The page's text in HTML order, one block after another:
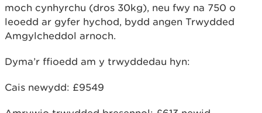
moch cynhyrchu (dros 30kg), neu fwy na 750 o
leoedd ar gyfer hychod, bydd angen Trwydded
Amgylcheddol arnoch.
Dyma’r ffioedd am y trwyddedau hyn:
Cais newydd: £9549